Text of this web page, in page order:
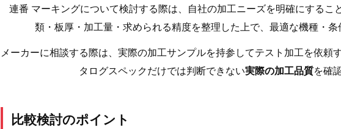
連番 マーキングについて検討する際は、自社の加工ニーズを明確にするこ
類・板厚・加工量・求められる精度を整理した上で、最適な機種・条
メーカーに相談する際は、実際の加工サンプルを持参してテスト加工を依頼
タログスペックだけでは判断できない実際の加工品質を確
比較検討のポイント